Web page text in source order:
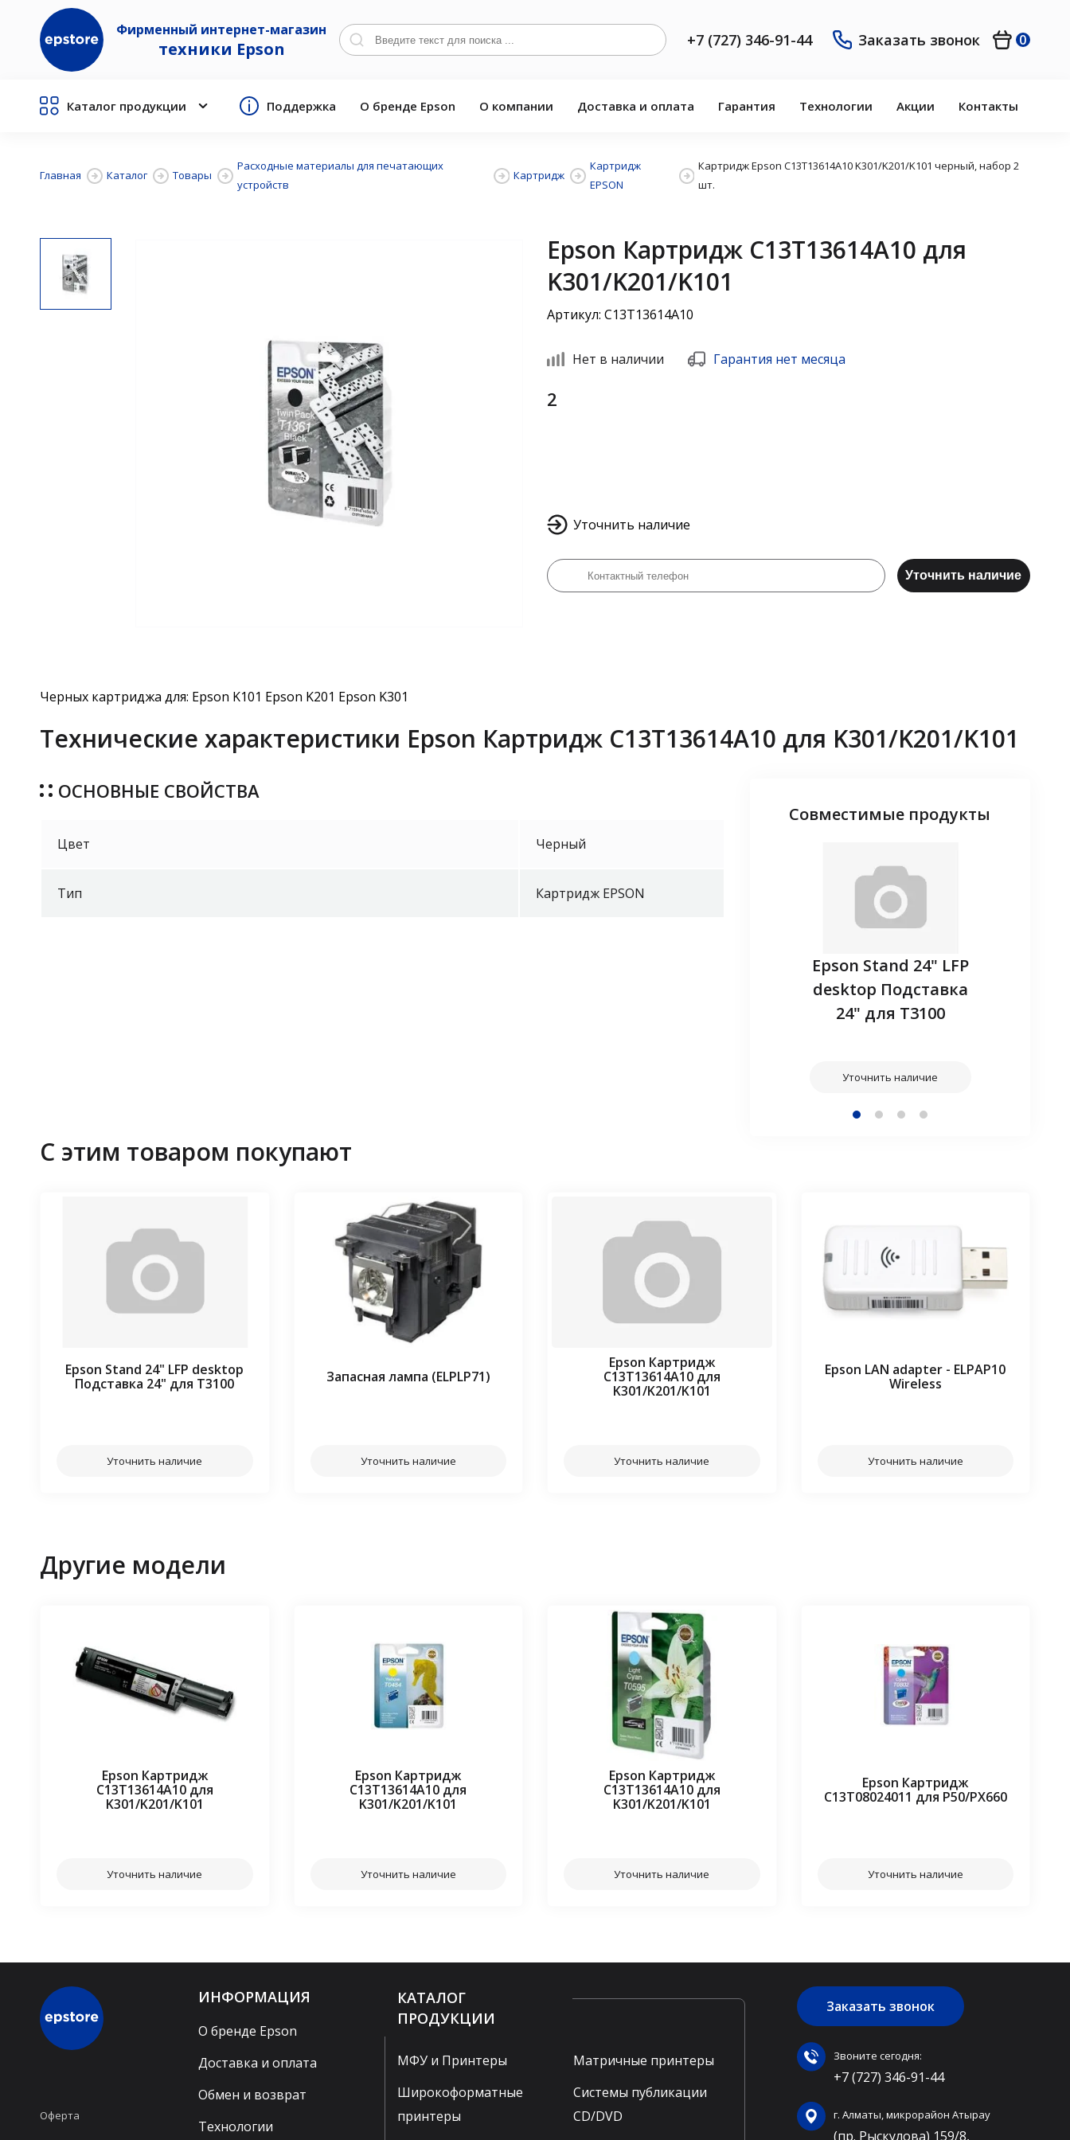
Фирменный интернет-магазин
техники Epson +7 (727) 346-91-44 Заказать звонок 0
Каталог продукции Поддержка О бренде Epson О компании Доставка и оплата Гарантия Технологии Акции Контакты
Главная Каталог Товары
Расходные материалы для печатающих
устройств
Картридж
Картридж
EPSON
Картридж Epson C13T13614A10 K301/K201/K101 черный, набор 2
шт.
Epson Картридж C13T13614A10 для
K301/K201/K101
Артикул: C13T13614A10
Нет в наличии Гарантия нет месяца
2
Уточнить наличие
Уточнить наличие
Черных картриджа для: Epson K101 Epson K201 Epson K301
Технические характеристики Epson Картридж C13T13614A10 для K301/K201/K101
ОСНОВНЫЕ СВОЙСТВА
Цвет Черный
Тип Картридж EPSON
Совместимые продукты
Epson Stand 24" LFP
desktop Подставка
24" для T3100
Уточнить наличие
С этим товаром покупают
Epson Stand 24" LFP desktop
Подставка 24" для T3100
Уточнить наличие
Запасная лампа (ELPLP71)
Уточнить наличие
Epson Картридж
C13T13614A10 для
K301/K201/K101
Уточнить наличие
Epson LAN adapter - ELPAP10
Wireless
Уточнить наличие
Другие модели
Epson Картридж
C13T13614A10 для
K301/K201/K101
Уточнить наличие
Epson Картридж
C13T13614A10 для
K301/K201/K101
Уточнить наличие
Epson Картридж
C13T13614A10 для
K301/K201/K101
Уточнить наличие
Epson Картридж
C13T08024011 для P50/PX660
Уточнить наличие
Оферта
ИНФОРМАЦИЯ
О бренде Epson
Доставка и оплата
Обмен и возврат
Технологии
КАТАЛОГ
ПРОДУКЦИИ
МФУ и Принтеры
Широкоформатные
принтеры
Матричные принтеры
Системы публикации
CD/DVD
Заказать звонок
Звоните сегодня:
+7 (727) 346-91-44
г. Алматы, микрорайон Атырау
(пр. Рыскулова) 159/8,